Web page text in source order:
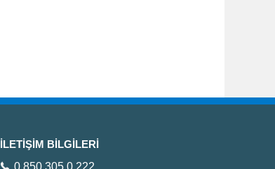
İLETİŞİM BİLGİLERİ
0 850 305 0 222